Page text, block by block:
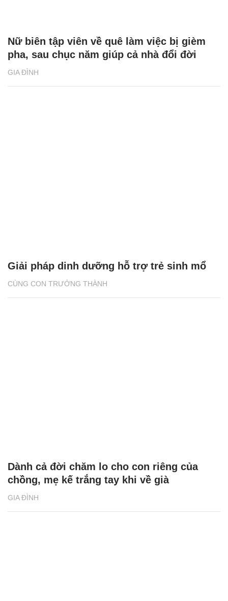
GIA ĐÌNH
Nữ biên tập viên về quê làm việc bị gièm
pha, sau chục năm giúp cả nhà đổi đời
CÙNG CON TRƯỞNG THÀNH
Giải pháp dinh dưỡng hỗ trợ trẻ sinh mổ
GIA ĐÌNH
Dành cả đời chăm lo cho con riêng của
chồng, mẹ kế trắng tay khi về già